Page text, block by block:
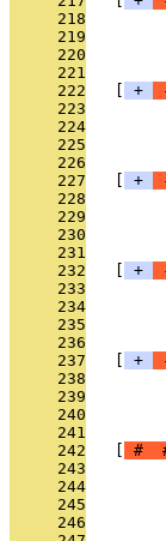
     218
     219
     220
     221
     222
+
     223
     224
     225
     226
     227
+
     228
     229
     230
     231
     232
+
     233
     234
     235
     236
     237
+
     238
     239
     240
     241
     242
#
     243
     244
     245
     246